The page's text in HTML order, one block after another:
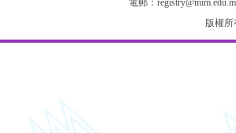
電郵：
版權